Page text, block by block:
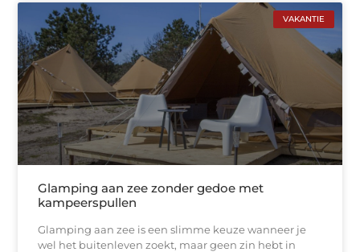
VAKANTIE
Glamping aan zee zonder gedoe met
kampeerspullen
Glamping aan zee is een slimme keuze wanneer je
wel het buitenleven zoekt, maar geen zin hebt in